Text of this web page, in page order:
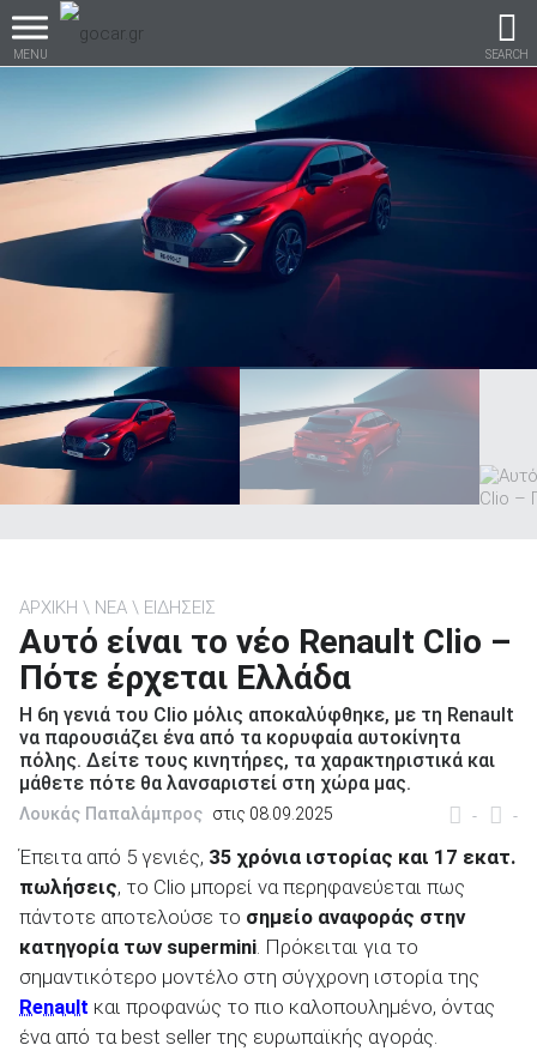
MENU SEARCH
Βρες τα πάντα για το
αυτοκίνητο!
βρες το!
Καινούρια
ΑΝΑΖΗΤΗΣΗ
Μεταχειρισμένα
ΑΝΑΖΗΤΗΣΗ
Επιχειρήσεις
ΑΡΧΙΚΗ ΝΕΑ ΕΙΔΗΣΕΙΣ
Αυτό είναι το νέο Renault Clio –
Πότε έρχεται Ελλάδα
Η 6η γενιά του Clio μόλις αποκαλύφθηκε, με τη Renault
να παρουσιάζει ένα από τα κορυφαία αυτοκίνητα
πόλης. Δείτε τους κινητήρες, τα χαρακτηριστικά και
μάθετε πότε θα λανσαριστεί στη χώρα μας.
- -
Λουκάς Παπαλάμπρος στις 08.09.2025
Έπειτα από 5 γενιές, 35 χρόνια ιστορίας και 17 εκατ.
πωλήσεις, το Clio μπορεί να περηφανεύεται πως
πάντοτε αποτελούσε το σημείο αναφοράς στην
κατηγορία των supermini. Πρόκειται για το
σημαντικότερο μοντέλο στη σύγχρονη ιστορία της
Renault και προφανώς το πιο καλοπουλημένο, όντας
ένα από τα best seller της ευρωπαϊκής αγοράς.